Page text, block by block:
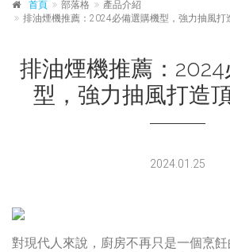
首頁 部落格
產品介紹
排油煙機推薦：2024必備選購機型，強力抽風打
排油煙機推薦：
型，強力抽風打造
2024.01.25
對現代人來說，廚房不再只是一個烹